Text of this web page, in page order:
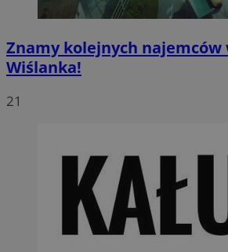
Znamy kolejnych najemców
Wiślanka!
21